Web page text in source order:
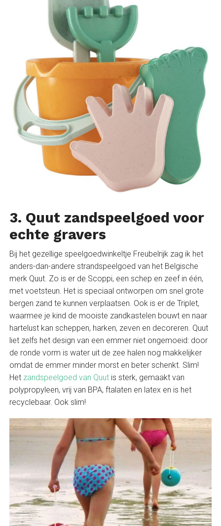
3. Quut zandspeelgoed voor
echte gravers
Bij het gezellige speelgoedwinkeltje Freubelrijk zag ik het
anders-dan-andere strandspeelgoed van het Belgische
merk Quut. Zo is er de Scoppi, een schep en zeef in één,
met voetsteun. Het is speciaal ontworpen om snel grote
bergen zand te kunnen verplaatsen. Ook is er de Triplet,
waarmee je kind de mooiste zandkastelen bouwt en naar
hartelust kan scheppen, harken, zeven en decoreren. Quut
liet zelfs het design van een emmer niet ongemoeid: door
de ronde vorm is water uit de zee halen nog makkelijker
omdat de emmer minder morst en beter schenkt. Slim!
Het zandspeelgoed van Quutis sterk, gemaakt van
polypropyleen, vrij van BPA, ftalaten en latex en is het
recyclebaar. Ook slim!